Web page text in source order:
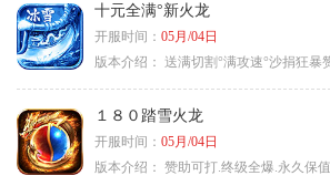
十元全满°新火龙
开服时间： 05月/04日
版本介绍： 送满切割°满攻速°沙捐狂暴赞
１８０踏雪火龙
开服时间： 05月/04日
版本介绍： 赞助可打.终级全爆.永久保